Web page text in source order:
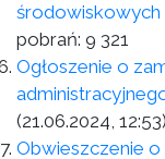
środowiskowych
pobrań: 9 321
Ogłoszenie o
(21.06.2024, 12:53)
Obwieszczenie